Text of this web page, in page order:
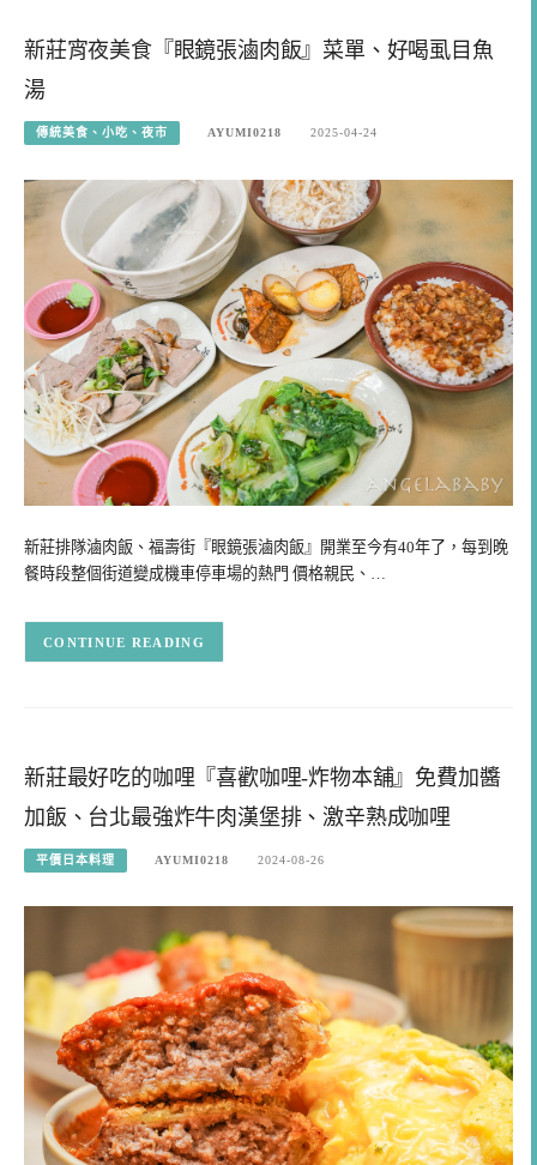
新莊宵夜美食『眼鏡張滷肉飯』菜單、好喝虱目魚
湯
傳統美食、小吃、夜市 AYUMI0218 2025-04-24
新莊排隊滷肉飯、福壽街『眼鏡張滷肉飯』開業至今有40年了，每到晚
餐時段整個街道變成機車停車場的熱門 價格親民、…
CONTINUE READING
新莊最好吃的咖哩『喜歡咖哩-炸物本舖』免費加醬
加飯、台北最強炸牛肉漢堡排、激辛熟成咖哩
平價日本料理 AYUMI0218 2024-08-26